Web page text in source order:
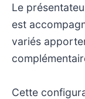
Le
est
variés
Cette